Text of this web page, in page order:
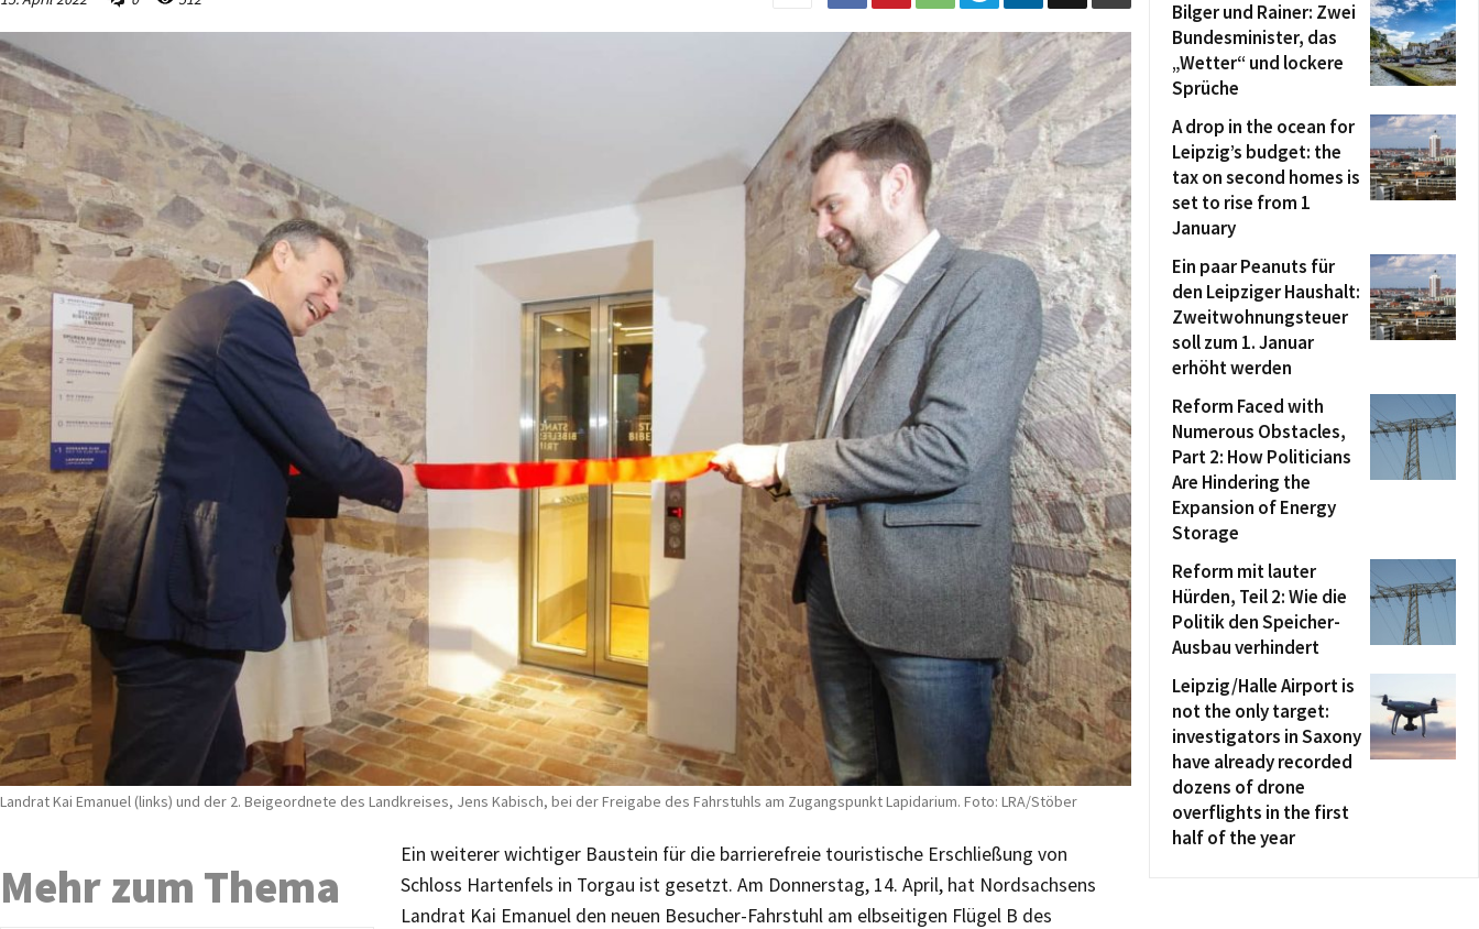
Landrat Kai Emanuel (links) und der 2. Beigeordnete des Landkreises, Jens Kabisch, bei der Freigabe des Fahrstuhls am Zugangspunkt Lapidarium. Foto: LRA/Stöber
Ein weiterer wichtiger Baustein für die barrierefreie touristische Erschließung von
Schloss Hartenfels in Torgau ist gesetzt. Am Donnerstag, 14. April, hat Nordsachsens
Landrat Kai Emanuel den neuen Besucher-Fahrstuhl am elbseitigen Flügel B des
Mehr zum Thema
Bilger und Rainer: Zwei
Bundesminister, das
„Wetter“ und lockere
Sprüche
A drop in the ocean for
Leipzig’s budget: the
tax on second homes is
set to rise from 1
January
Ein paar Peanuts für
den Leipziger Haushalt:
Zweitwohnungsteuer
soll zum 1. Januar
erhöht werden
Reform Faced with
Numerous Obstacles,
Part 2: How Politicians
Are Hindering the
Expansion of Energy
Storage
Reform mit lauter
Hürden, Teil 2: Wie die
Politik den Speicher-
Ausbau verhindert
Leipzig/Halle Airport is
not the only target:
investigators in Saxony
have already recorded
dozens of drone
overflights in the first
half of the year